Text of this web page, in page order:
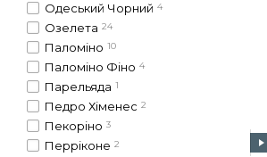
Одеський Чорний 4
Озелета 24
Паломіно 10
Паломіно Фіно 4
Парельяда 1
Педро Хіменес 2
Пекоріно 3
Перріконе 2